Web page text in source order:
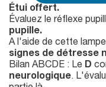
Étui offert.
Évaluez le réflexe
pupille.
A l'aide de cette
signes de détresse
Bilan ABCDE : Le D
neurologique.